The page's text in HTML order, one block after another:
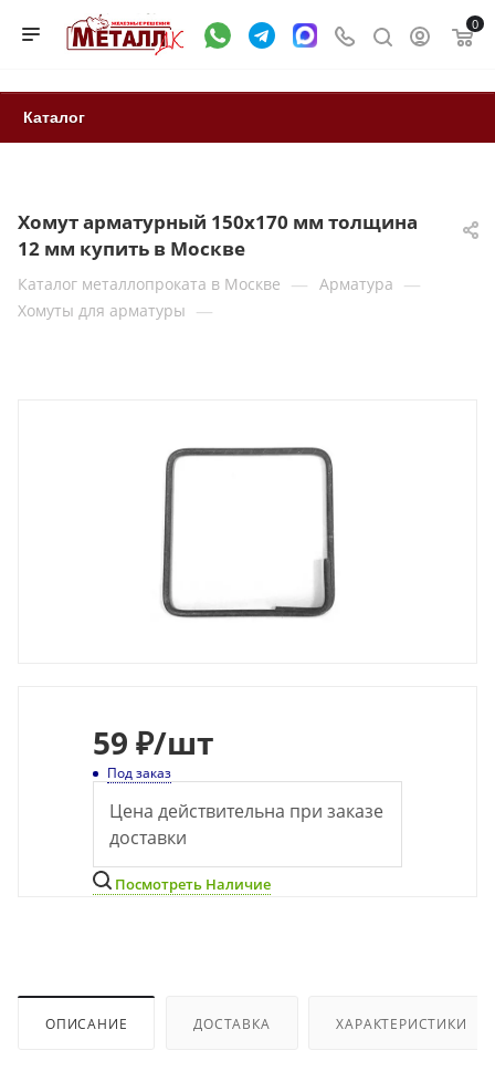
0
Каталог
Хомут арматурный 150х170 мм толщина
12 мм купить в Москве
Каталог металлопроката в Москве — Арматура —
Хомуты для арматуры —
59 ₽/шт
Под заказ
Цена действительна при заказе
доставки
Посмотреть Наличие
ОПИСАНИЕ ДОСТАВКА ХАРАКТЕРИСТИКИ